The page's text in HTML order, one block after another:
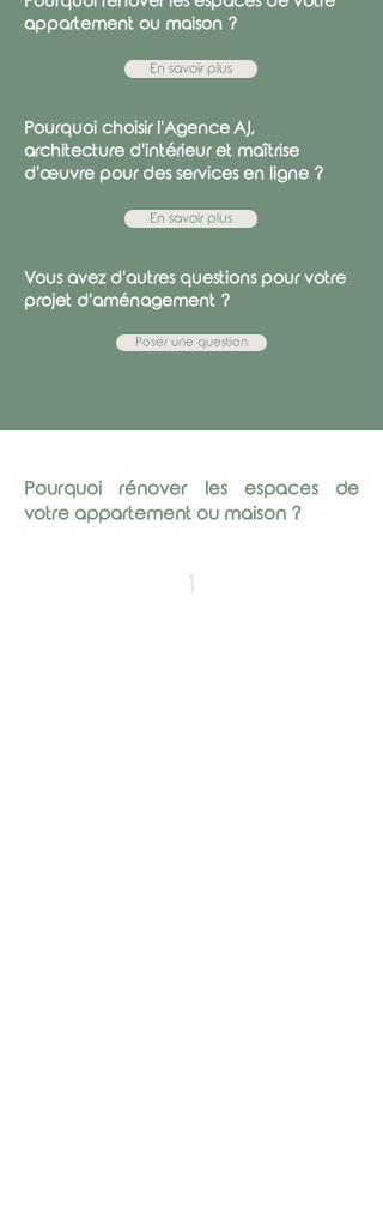
appartement ou maison ?
En savoir plus
Pourquoi choisir l'Agence AJ,
architecture d'intérieur et maîtrise
d'œuvre pour des services en ligne ?
En savoir plus
Vous avez d'autres questions pour votre
projet d'aménagement ?
Poser une question
Pourquoi rénover les espaces de
votre appartement ou maison ?
1